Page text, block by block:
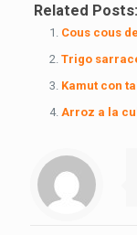
Related Posts:
Cous cous
Trigo
Kamut con
Arroz a la